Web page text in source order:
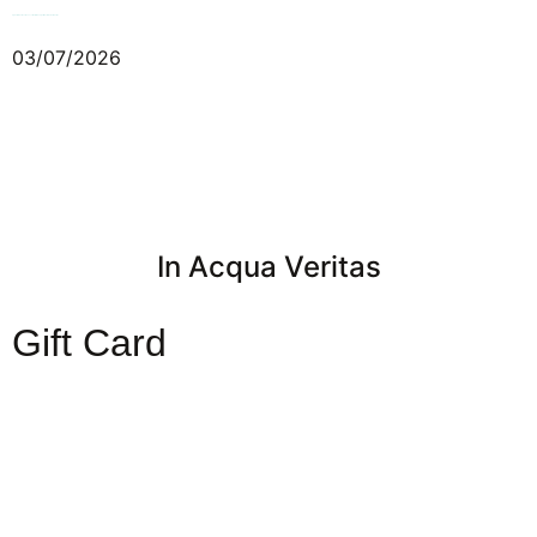
In Acqua Veritas
Gift Card
03/07/2026